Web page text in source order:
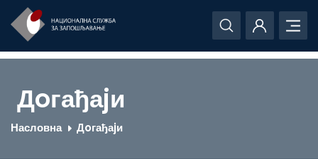
Дoгађаjи
Насловна Дoгађаjи